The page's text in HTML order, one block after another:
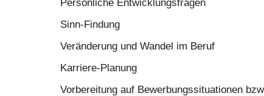
Persönliche Entwicklungsfragen
Sinn-Findung
Veränderung und Wandel im Beruf
Karriere-Planung
Vorbereitung auf Bewerbungssituationen